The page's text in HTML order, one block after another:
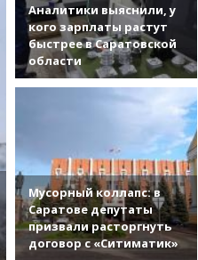
Аналитики выяснили, у
кого зарплаты растут
быстрее в Саратовской
области
Мусорный коллапс: в
Саратове депутаты
призвали расторгнуть
договор с «Ситиматик»